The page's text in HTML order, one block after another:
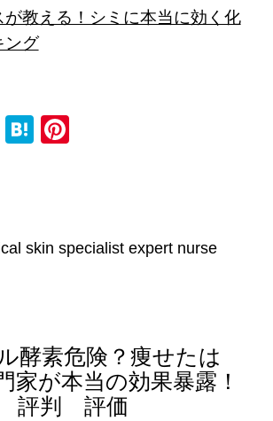
が教える！シミに本当に効く化
ング
Li
H
a
st
skin specialist expert nurse
酵素危険？痩せたは
家が本当の効果暴露！
評判 評価